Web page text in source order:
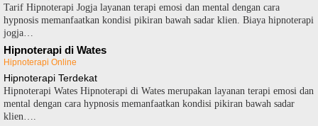
Tarif Hipnoterapi Jogja layanan terapi emosi dan mental dengan cara
hypnosis memanfaatkan kondisi pikiran bawah sadar klien. Biaya hipnoterapi
jogja…
Hipnoterapi di Wates
Hipnoterapi Online
Hipnoterapi Terdekat
Hipnoterapi Wates Hipnoterapi di Wates merupakan layanan terapi emosi dan
mental dengan cara hypnosis memanfaatkan kondisi pikiran bawah sadar
klien….